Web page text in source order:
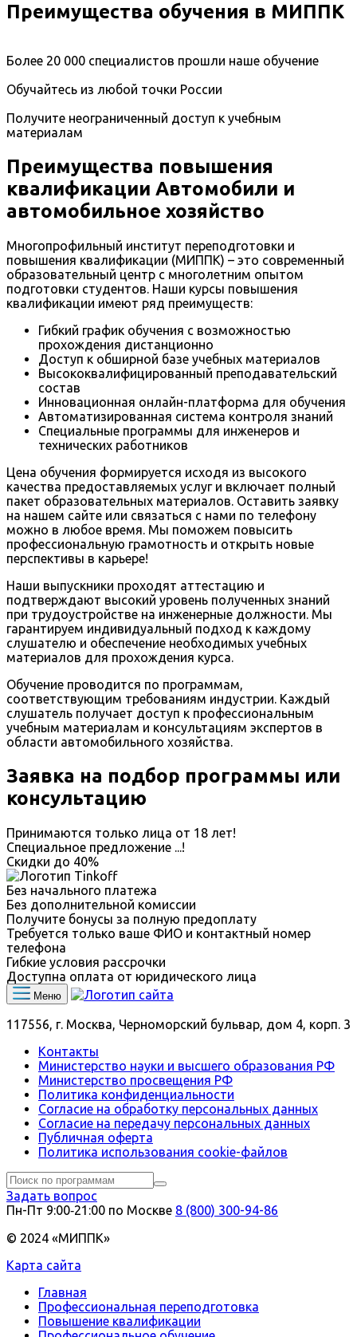
Преимущества обучения в МИППК
Более 20 000 специалистов прошли наше обучение
Обучайтесь из любой точки России
Получите неограниченный доступ к учебным
материалам
Преимущества повышения
квалификации Автомобили и
автомобильное хозяйство
Многопрофильный институт переподготовки и
повышения квалификации (МИППК) – это современный
образовательный центр с многолетним опытом
подготовки студентов. Наши курсы повышения
квалификации имеют ряд преимуществ:
Гибкий график обучения с возможностью
прохождения дистанционно
Доступ к обширной базе учебных материалов
Высококвалифицированный преподавательский
состав
Инновационная онлайн-платформа для обучения
Автоматизированная система контроля знаний
Специальные программы для инженеров и
технических работников
Цена обучения формируется исходя из высокого
качества предоставляемых услуг и включает полный
пакет образовательных материалов. Оставить заявку
на нашем сайте или связаться с нами по телефону
можно в любое время. Мы поможем повысить
профессиональную грамотность и открыть новые
перспективы в карьере!
Наши выпускники проходят аттестацию и
подтверждают высокий уровень полученных знаний
при трудоустройстве на инженерные должности. Мы
гарантируем индивидуальный подход к каждому
слушателю и обеспечение необходимых учебных
материалов для прохождения курса.
Обучение проводится по программам,
соответствующим требованиям индустрии. Каждый
слушатель получает доступ к профессиональным
учебным материалам и консультациям экспертов в
области автомобильного хозяйства.
Заявка на подбор программы или
консультацию
Принимаются только лица от 18 лет!
Специальное предложение
!
Скидки до 40%
Без начального платежа
Без дополнительной комиссии
Получите бонусы за полную предоплату
Требуется только ваше ФИО и контактный номер
телефона
Гибкие условия рассрочки
Доступна оплата от юридического лица
Меню
117556, г. Москва, Черноморский бульвар, дом 4, корп. 3
Контакты
Министерство науки и высшего образования РФ
Министерство просвещения РФ
Политика конфиденциальности
Согласие на обработку персональных данных
Согласие на передачу персональных данных
Публичная оферта
Политика использования сookie-файлов
Задать вопрос
Пн-Пт 9:00‑21:00 по Москве 8 (800) 300-94-86
© 2024 «МИППК»
Карта сайта
Главная
Профессиональная переподготовка
Повышение квалификации